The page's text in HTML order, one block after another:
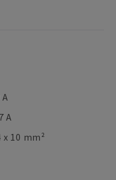
A
10 mm²